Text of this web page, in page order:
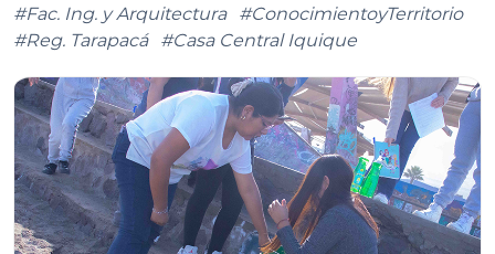
#Fac. Ing. y Arquitectura
#ConocimientoyTerritorio
#Reg. Tarapacá
#Casa Central Iquique